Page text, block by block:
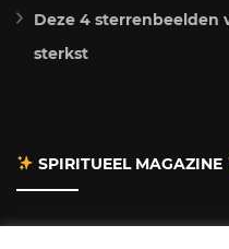
Deze 4 sterrenbeelden
sterkst
SPIRITUEEL MAGAZINE